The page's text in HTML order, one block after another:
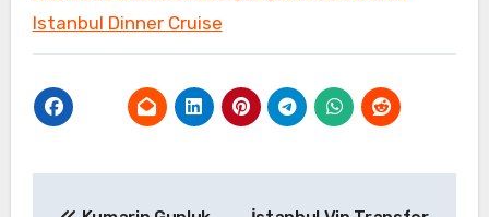
Istanbul Dinner Cruise